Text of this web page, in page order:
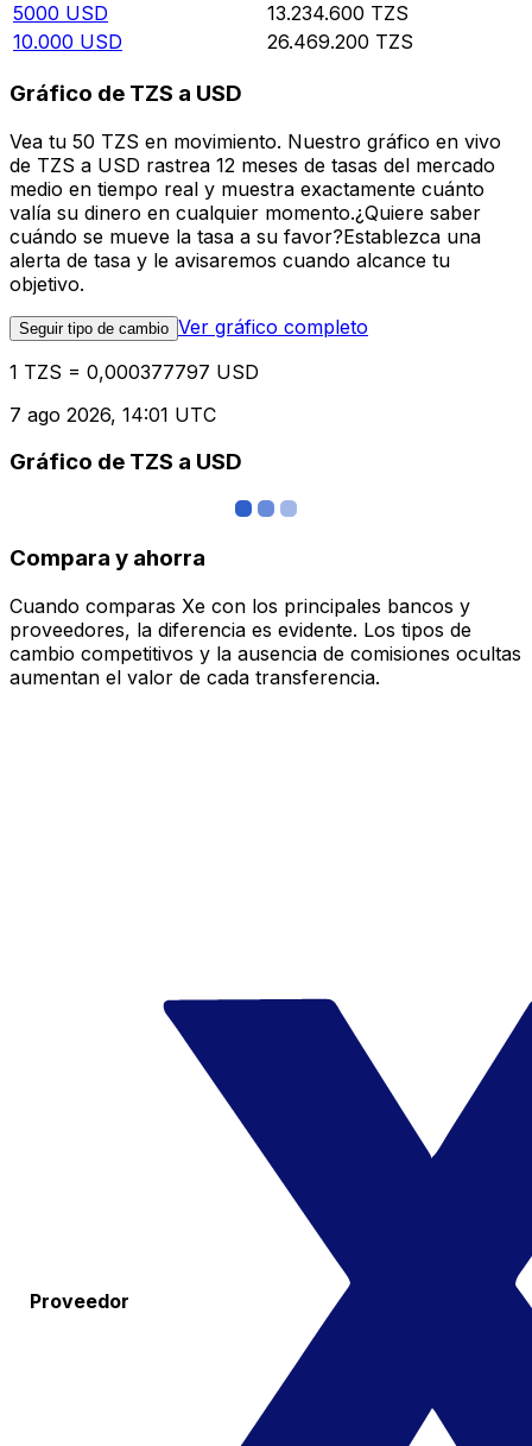
5000 USD 13.234.600 TZS
10.000 USD 26.469.200 TZS
Gráfico de TZS a USD
Vea tu 50 TZS en movimiento. Nuestro gráfico en vivo
de TZS a USD rastrea 12 meses de tasas del mercado
medio en tiempo real y muestra exactamente cuánto
valía su dinero en cualquier momento.¿Quiere saber
cuándo se mueve la tasa a su favor?Establezca una
alerta de tasa y le avisaremos cuando alcance tu
objetivo.
Seguir tipo de cambio Ver gráfico completo
1 TZS = 0,000377797 USD
7 ago 2026, 14:01 UTC
Gráfico de TZS a USD
Compara y ahorra
Cuando comparas Xe con los principales bancos y
proveedores, la diferencia es evidente. Los tipos de
cambio competitivos y la ausencia de comisiones ocultas
aumentan el valor de cada transferencia.
Proveedor